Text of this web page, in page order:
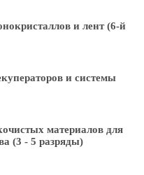
и лент (6-й
и системы
материалов для
(3 - 5 разряды)